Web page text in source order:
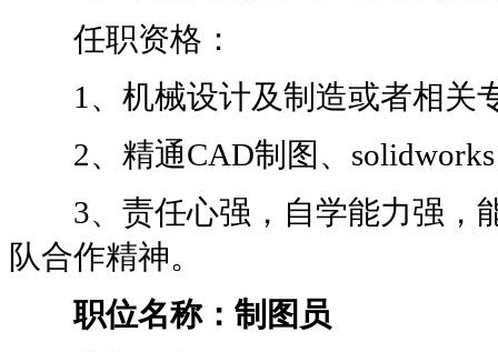
任职资格：
1、机械设计及制造或者相关
2、精通CAD制图、solidworks
3、责任心强，自学能力强，
队合作精神。
职位名称：制图员